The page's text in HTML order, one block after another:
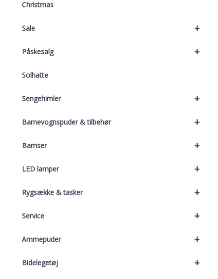
Christmas
+
Sale
+
Påskesalg
Solhatte
+
Sengehimler
+
Barnevognspuder & tilbehør
+
Bamser
+
LED lamper
+
Rygsække & tasker
+
Service
+
Ammepuder
+
Bidelegetøj